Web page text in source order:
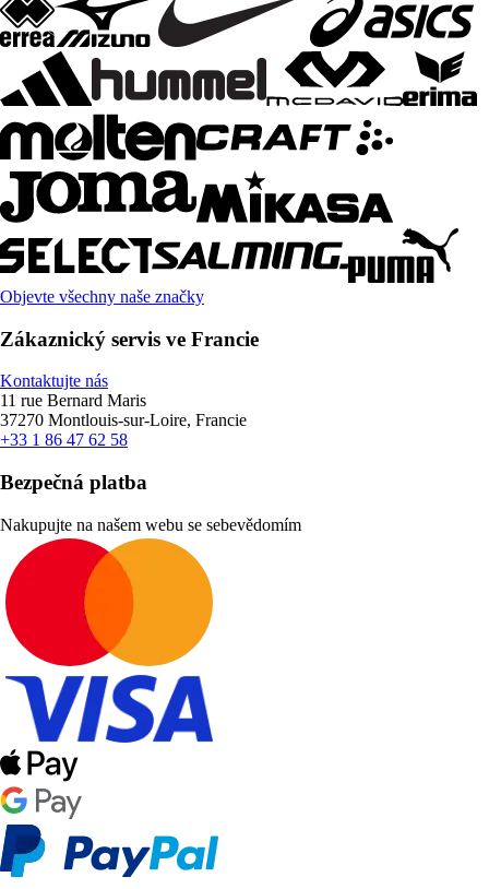
Objevte všechny naše značky
Zákaznický servis ve Francie
Kontaktujte nás
11 rue Bernard Maris
37270 Montlouis-sur-Loire, Francie
+33 1 86 47 62 58
Bezpečná platba
Nakupujte na našem webu se sebevědomím